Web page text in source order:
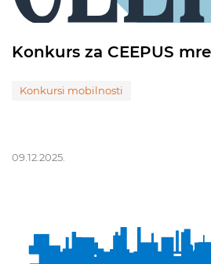
Konkurs za CEEPUS
Konkursi mobilnosti
09.12.2025.